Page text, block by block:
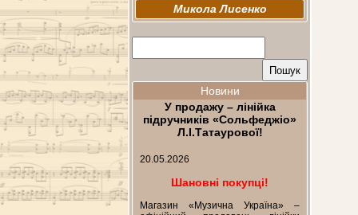
Микола Лисенко
Новини
У продажу – лінійка
підручників «Сольфеджіо»
Л.І.Татаурової!
20.05.2026
Шановні покупці!
Магазин «Музична Україна» –